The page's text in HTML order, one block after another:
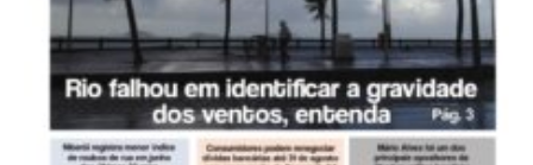
Ano X – Número 366 01 A 07 De Agosto De
2026